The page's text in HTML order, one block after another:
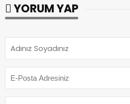
YORUM YAP